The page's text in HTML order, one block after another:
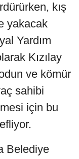
kış
yakacak
Yardım
Kızılay
ve kömür
sahibi
için bu
Belediye